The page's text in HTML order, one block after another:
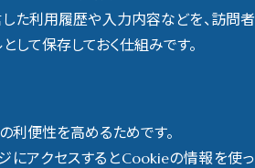
た利用履歴や入力内容などを、訪問者
して保存しておく仕組みです。
利便性を高めるためです。
にアクセスするとCookieの情報を使っ